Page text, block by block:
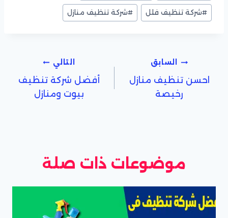
#شركة تنظيف فلل #شركة تنظيف منازل
تصفّح
المقالات
السابق
احسن تنظيف منازل
رخيصة
التالي
أفضل شركة تنظيف
بيوت ومنازل
موضوعات ذات صلة